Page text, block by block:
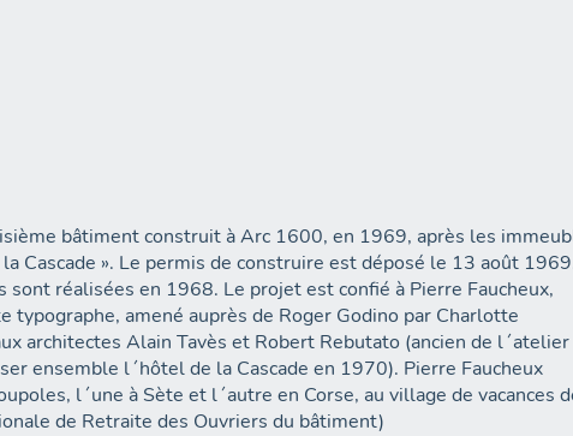
bâtiment construit à Arc 1600, en 1969, après les
la Cascade ». Le permis de construire est déposé le 13 août
sont réalisées en 1968. Le projet est confié à Pierre Faucheux,
typographe, amené auprès de Roger Godino par Charlotte
architectes Alain Tavès et Robert Rebutato (ancien de l´atelier
ensemble l´hôtel de la Cascade en 1970). Pierre Faucheux
l´une à Sète et l´autre en Corse, au village de vacances
de Retraite des Ouvriers du bâtiment)